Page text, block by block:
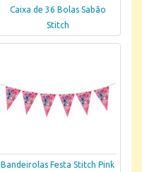
Caixa de 36 Bolas Sabão
Stitch
Bandeirolas Festa Stitch Pink